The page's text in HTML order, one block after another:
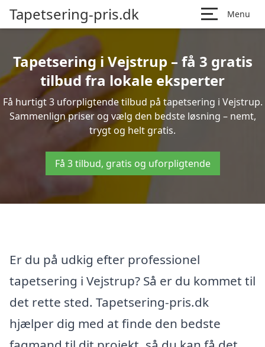
Tapetsering-pris.dk Menu
Tapetsering i Vejstrup – få 3 gratis
tilbud fra lokale eksperter
Få hurtigt 3 uforpligtende tilbud på tapetsering i Vejstrup.
Sammenlign priser og vælg den bedste løsning – nemt,
trygt og helt gratis.
Få 3 tilbud, gratis og uforpligtende
Er du på udkig efter professionel
tapetsering i Vejstrup? Så er du kommet til
det rette sted. Tapetsering-pris.dk
hjælper dig med at finde den bedste